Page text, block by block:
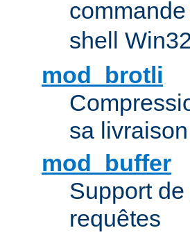
shell
mod_brotli
sa
mod_buffer
Support
requêtes